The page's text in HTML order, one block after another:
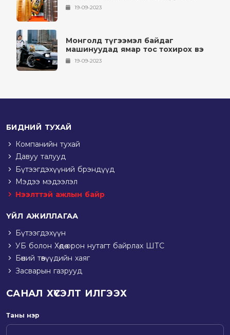
19-09-2023
Монголд түгээмэл байдаг
машинуудад ямар тос тохирох вэ
19-09-2023
БИДНИЙ ТУХАЙ
Компанийн тухай
Давуу талууд
Бүтээгдэхүүний брэндүүд
Мэдээ мэдээлэл
Нээлттэй ажлын байр
ҮЙЛ АЖИЛЛАГАА
Бүтээгдэхүүн
УБ болон Хөдөө орон нутагт байрлах ШТС
Бөөний төвүүдийн хаяг
Засварын газрууд
САНАЛ ХҮСЭЛТ ИЛГЭЭХ
Таны нэр